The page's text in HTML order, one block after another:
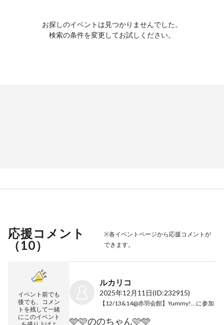
お探しのイベントは見つかりませんでした。
検索の条件を変更してお試しください。
応援コメント
（10）
※各イベントページから応援コメントが
できます。
イベント前でも
後でも、コメン
トを残して一緒
にこのイベント
ルカリコ
2025年12月11日(ID:232915)
に参加
🩵🩷ののちゃん🩷🩵